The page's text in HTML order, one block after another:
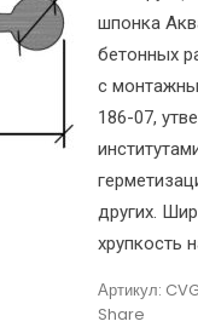
шпонка
бетонных
с
186-07,
других.
хрупкость
Артикул:
Share